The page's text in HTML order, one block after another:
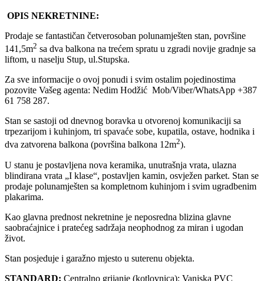
OPIS NEKRETNINE:
Prodaje se fantastičan četverosoban polunamješten stan, površine
141,5m2 sa dva balkona na trećem spratu u zgradi novije gradnje sa
liftom, u naselju Stup, ul.Stupska.
Za sve informacije o ovoj ponudi i svim ostalim pojedinostima
pozovite Vašeg agenta: Nedim Hodžić Mob/Viber/WhatsApp +387
61 758 287.
Stan se sastoji od dnevnog boravka u otvorenoj komunikaciji sa
trpezarijom i kuhinjom, tri spavaće sobe, kupatila, ostave, hodnika i
dva zatvorena balkona (površina balkona 12m2).
U stanu je postavljena nova keramika, unutrašnja vrata, ulazna
blindirana vrata „I klase“, postavljen kamin, osvježen parket. Stan se
prodaje polunamješten sa kompletnom kuhinjom i svim ugradbenim
plakarima.
Kao glavna prednost nekretnine je neposredna blizina glavne
saobraćajnice i pratećeg sadržaja neophodnog za miran i ugodan
život.
Stan posjeduje i garažno mjesto u suterenu objekta.
STANDARD: Centralno grijanje (kotlovnica); Vanjska PVC